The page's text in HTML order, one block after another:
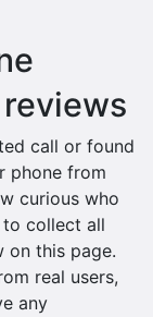
call or found
phone from
curious who
to collect all
on this page.
real users,
any